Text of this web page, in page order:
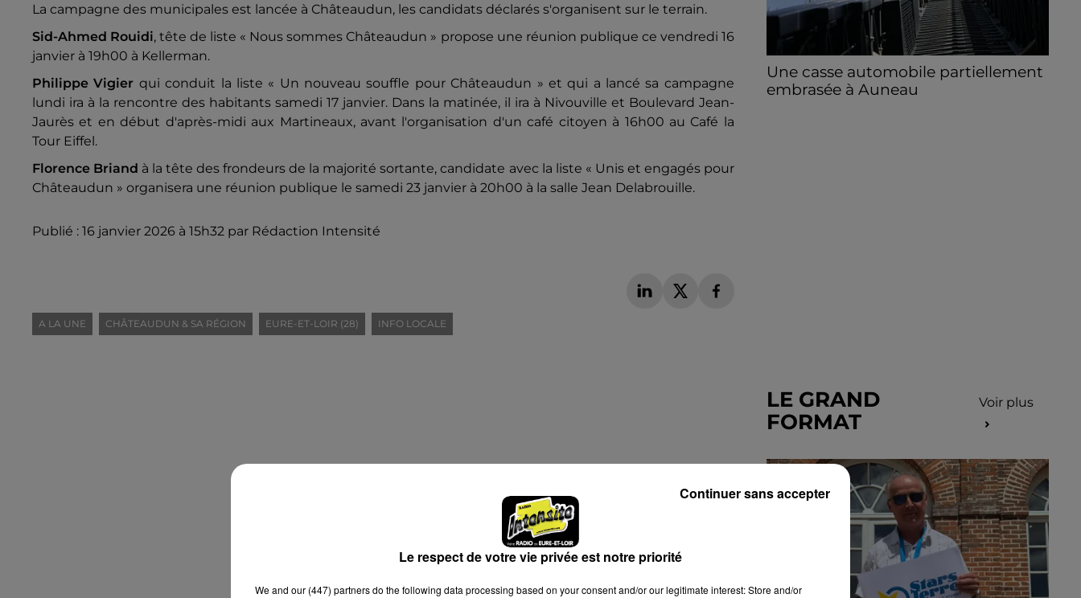
La campagne des municipales est lancée à Châteaudun, les candidats déclarés s'organisent sur le terrain.
Sid-Ahmed Rouidi, tête de liste « Nous sommes Châteaudun » propose une réunion publique ce vendredi 16
janvier à 19h00 à Kellerman.
Philippe Vigier qui conduit la liste « Un nouveau souffle pour Châteaudun » et qui a lancé sa campagne
lundi ira à la rencontre des habitants samedi 17 janvier. Dans la matinée, il ira à Nivouville et Boulevard Jean-
Jaurès et en début d'après-midi aux Martineaux, avant l'organisation d'un café citoyen à 16h00 au Café la
Tour Eiffel.
Florence Briand à la tête des frondeurs de la majorité sortante, candidate avec la liste « Unis et engagés pour
Châteaudun » organisera une réunion publique le samedi 23 janvier à 20h00 à la salle Jean Delabrouille.
Publié : 16 janvier 2026 à 15h32 par Rédaction Intensité
A LA UNE CHÂTEAUDUN & SA RÉGION EURE-ET-LOIR (28) INFO LOCALE
Une casse automobile partiellement
embrasée à Auneau
LE GRAND
FORMAT
Voir plus
Le respect de votre vie privée est notre priorité
We and our (447) partnersdo the following data processing based on your consent and/or our legitimate interest: Store and/or
Continuer sans accepter